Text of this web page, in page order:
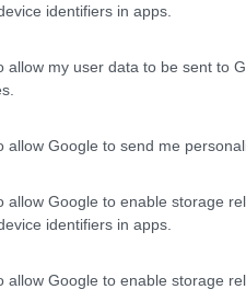
identifiers in apps.
allow my user data to be sent to
allow Google to send me
allow Google to enable storage
identifiers in apps.
allow Google to enable storage
del lago di Piediluco,